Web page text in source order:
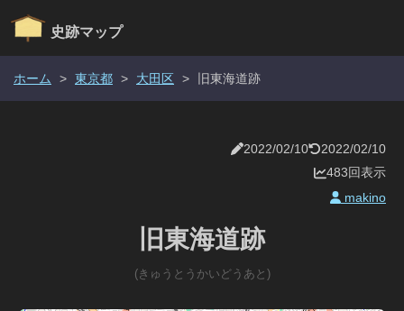
史跡マップ
ホーム > 東京都 > 大田区 > 旧東海道跡
2022/02/10
2022/02/10
483回表示
makino
旧東海道跡
(きゅうとうかいどうあと)